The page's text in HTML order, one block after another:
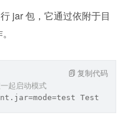
jar 包，它通过依附于目
起启动模式
test Test
复制代码